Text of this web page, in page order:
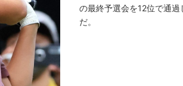
の最終予選会を12位で通
だ。